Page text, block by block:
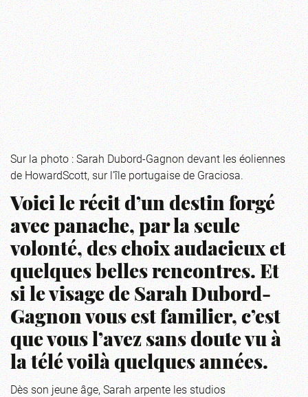
Sur la photo : Sarah Dubord-Gagnon devant les éoliennes
de HowardScott, sur l’île portugaise de Graciosa.
Voici le récit d’un destin forgé
avec panache, par la seule
volonté, des choix audacieux et
quelques belles rencontres. Et
si le visage de Sarah Dubord-
Gagnon vous est familier, c’est
que vous l’avez sans doute vu à
la télé voilà quelques années.
Dès son jeune âge, Sarah arpente les studios